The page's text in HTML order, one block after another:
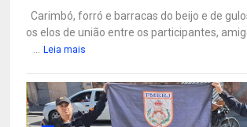
Carimbó, forró e barracas do beijo e de
os elos de união entre os participantes,
Leia mais